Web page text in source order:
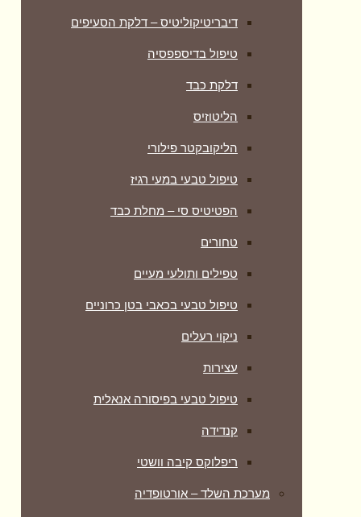
דיבריטיקוליטיס – דלקת הסעיפים
טיפול בדיספפסיה
דלקת כבד
הליטוזיס
הליקובקטר פילורי
טיפול טבעי במעי רגיז
הפטיטיס סי – מחלת כבד
טחורים
טפילים ותולעי מעיים
טיפול טבעי בכאבי בטן כרוניים
ניקוי רעלים
עצירות
טיפול טבעי בפיסורה אנאלית
קנדידה
ריפלוקס קיבה וושטי
מערכת השלד – אורטופדיה